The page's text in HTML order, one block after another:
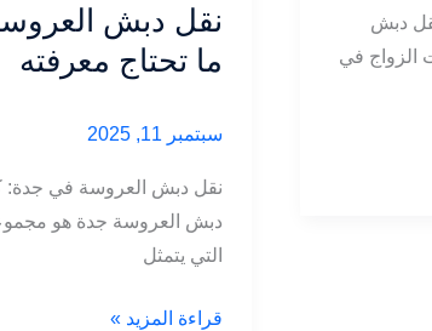
دبش
الزواج في
نقل دبش
ما تحتاج معرفته
سبتمبر 11, 2025
نقل دبش العروسة في جدة:
دبش العروسة جدة هو
التي يتمثل
نقل
قراءة المزيد »